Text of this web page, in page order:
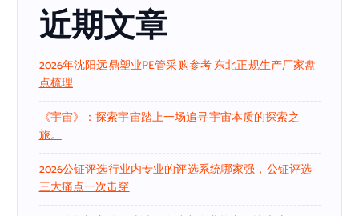
近期文章
2026年沈阳远鼎塑业PE管采购参考 东北正规生产厂家盘
点梳理
《宇宙》：探索宇宙踏上一场追寻宇宙本质的探索之
旅。
2026公钲评选行业内专业的评选系统哪家强，公钲评选
三大痛点一次击穿